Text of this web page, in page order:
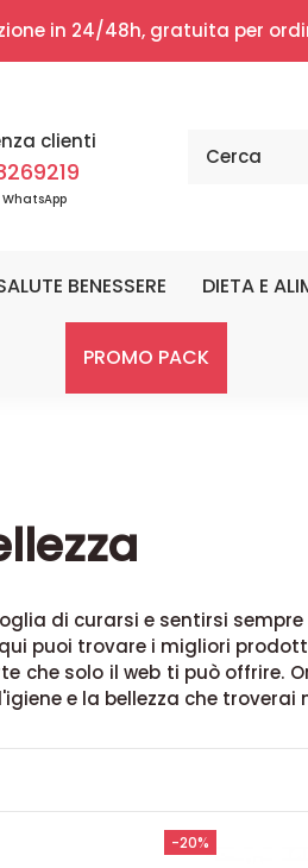
in 24/48h, gratuita per
clienti
BENESSERE DIETA E
PROMO PACK
di curarsi e sentirsi
puoi trovare i migliori
che solo il web ti può offrire.
e la bellezza che troverai
-20%